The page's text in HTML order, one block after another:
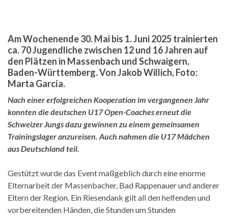
Am Wochenende 30. Mai bis 1. Juni 2025 trainierten
ca. 70 Jugendliche zwischen 12 und 16 Jahren auf
den Plätzen in Massenbach und Schwaigern,
Baden-Württemberg. Von Jakob Willich, Foto:
Marta García.
Nach einer erfolgreichen Kooperation im vergangenen Jahr
konnten die deutschen U17 Open-Coaches erneut die
Schweizer Jungs dazu gewinnen zu einem gemeinsamen
Trainingslager anzureisen. Auch nahmen die U17 Mädchen
aus Deutschland teil.
Gestützt wurde das Event maßgeblich durch eine enorme
Elternarbeit der Massenbacher, Bad Rappenauer und anderer
Eltern der Region. Ein Riesendank gilt all den helfenden und
vorbereitenden Händen, die Stunden um Stunden